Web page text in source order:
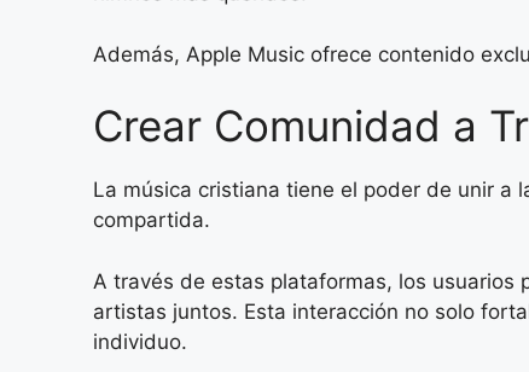
Además, Apple Music ofrece contenido
Crear Comunidad a
La música cristiana tiene el poder de unir a
compartida.
A través de estas plataformas, los usuarios
artistas juntos. Esta interacción no solo
individuo.